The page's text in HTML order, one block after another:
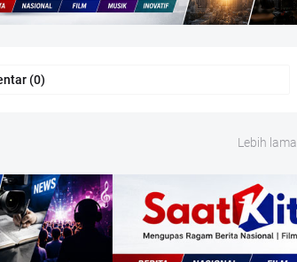
(0)
Lebih lama